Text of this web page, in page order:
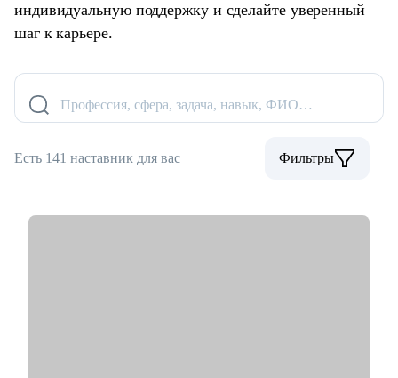
индивидуальную поддержку и сделайте уверенный
шаг к карьере.
Профессия, сфера, задача, навык, ФИО…
Есть 141 наставник для вас Фильтры